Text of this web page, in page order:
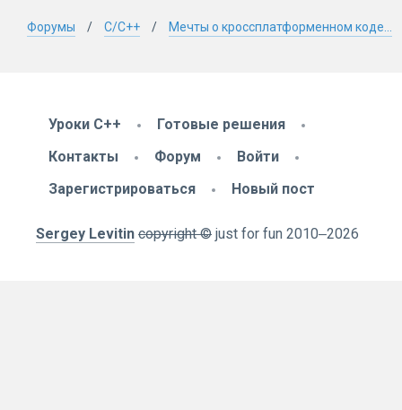
Форумы C/C++ Мечты о кроссплатформенном коде...
Уроки C++
Готовые решения
Контакты
Форум
Войти
Зарегистрироваться
Новый пост
Sergey Levitin copyright © just for fun 2010‒2026